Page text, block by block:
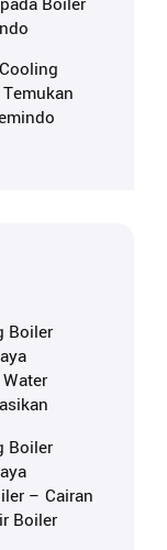
Boiler
Boiler
– Cairan
Boiler